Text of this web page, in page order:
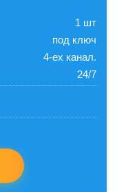
1 шт
под ключ
4-ех канал.
24/7